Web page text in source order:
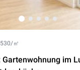
㎡
Gartenwohnung im